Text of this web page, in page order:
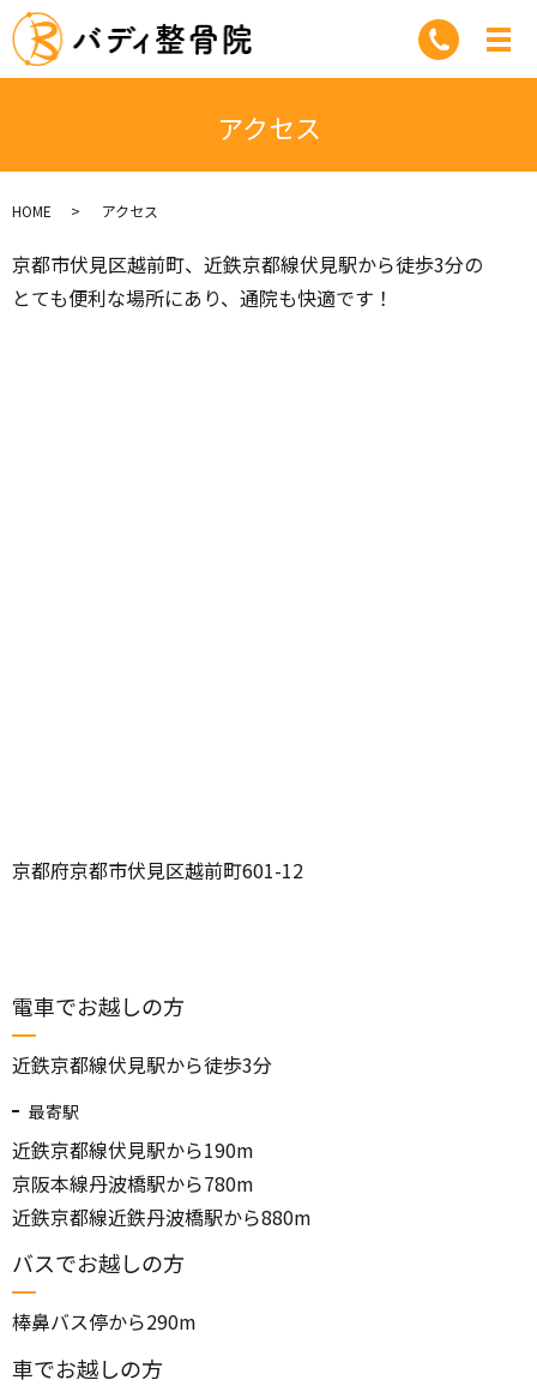
アクセス
HOME アクセス
京都市伏見区越前町、近鉄京都線伏見駅から徒歩3分の
とても便利な場所にあり、通院も快適です！
京都府京都市伏見区越前町601-12
電車でお越しの方
近鉄京都線伏見駅から徒歩3分
最寄駅
近鉄京都線伏見駅から190m
京阪本線丹波橋駅から780m
近鉄京都線近鉄丹波橋駅から880m
バスでお越しの方
棒鼻バス停から290m
車でお越しの方